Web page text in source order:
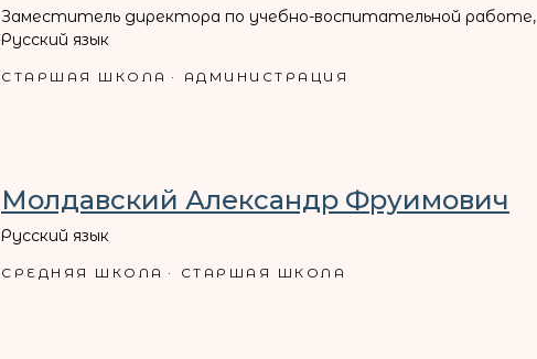
Заместитель директора по учебно-воспитательной работе,
Русский язык
СТАРШАЯ ШКОЛА АДМИНИСТРАЦИЯ
Молдавский Александр Фруимович
Русский язык
СРЕДНЯЯ ШКОЛА СТАРШАЯ ШКОЛА